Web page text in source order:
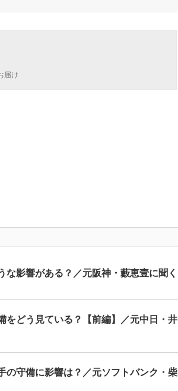
届け
な影響がある？／元阪神・藪恵壹に聞く
をどう見ている？【前編】／元中日・井
の守備に影響は？／元ソフトバンク・柴